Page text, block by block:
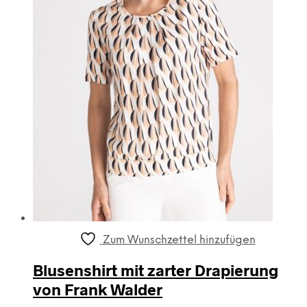
Optionen
können
auf
der
Produktseite
gewählt
werden
Zum Wunschzettel hinzufügen
Blusenshirt mit zarter Drapierung
von Frank Walder